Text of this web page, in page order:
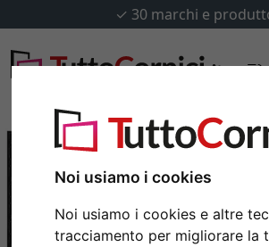
Noi usiamo i cookies
Noi usiamo i cookies e altre
tracciamento per migliorare la
✓ 30 marchi e